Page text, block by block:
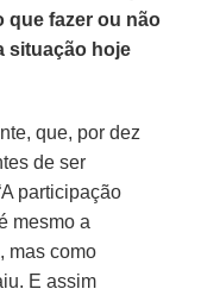
que fazer ou não
situação hoje
que, por dez
de ser
participação
mesmo a
mas como
E assim